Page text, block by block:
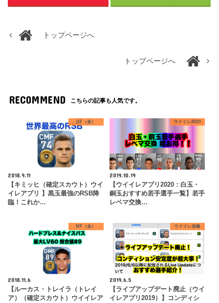
トップページへ
トップページへ
RECOMMEND こちらの記事も人気です。
DF（金）
2018.9.11
【キミッヒ（確定スカウト）ウイ
イレアプリ 】黒玉最強のRSB降
臨！これか…
ウイイレ2020
2019.10.19
【ウイイレアプリ2020：白玉・
銅玉おすすめ若手選手一覧】若手
レベマ交換…
MF（金）
2018.11.6
【ルーカス・トレイラ（トレイ
ア）（確定スカウト）ウイイレア
ウイイレ攻略
2019.6.5
【ライブアップデート廃止（ウイ
イレアプリ2019）】コンディシ